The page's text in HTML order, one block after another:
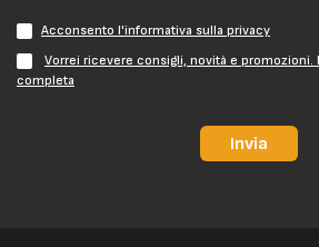
Acconsento l'informativa sulla privacy
Vorrei ricevere consigli, novità e promozioni.
completa
Invia